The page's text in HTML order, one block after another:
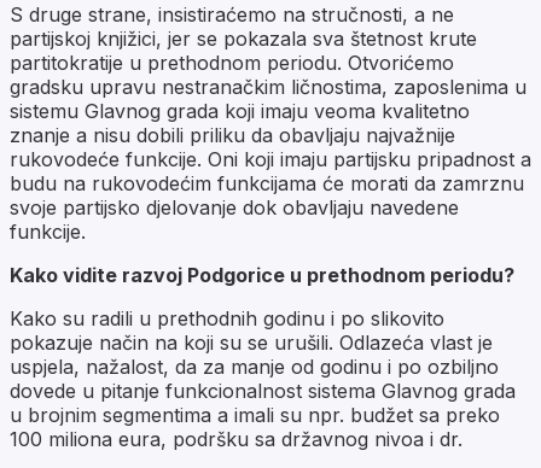
S druge strane, insistiraćemo na stručnosti, a ne
partijskoj knjižici, jer se pokazala sva štetnost krute
partitokratije u prethodnom periodu. Otvorićemo
gradsku upravu nestranačkim ličnostima, zaposlenima u
sistemu Glavnog grada koji imaju veoma kvalitetno
znanje a nisu dobili priliku da obavljaju najvažnije
rukovodeće funkcije. Oni koji imaju partijsku pripadnost a
budu na rukovodećim funkcijama će morati da zamrznu
svoje partijsko djelovanje dok obavljaju navedene
funkcije.
Kako vidite razvoj Podgorice u prethodnom periodu?
Kako su radili u prethodnih godinu i po slikovito
pokazuje način na koji su se urušili. Odlazeća vlast je
uspjela, nažalost, da za manje od godinu i po ozbiljno
dovede u pitanje funkcionalnost sistema Glavnog grada
u brojnim segmentima a imali su npr. budžet sa preko
100 miliona eura, podršku sa državnog nivoa i dr.